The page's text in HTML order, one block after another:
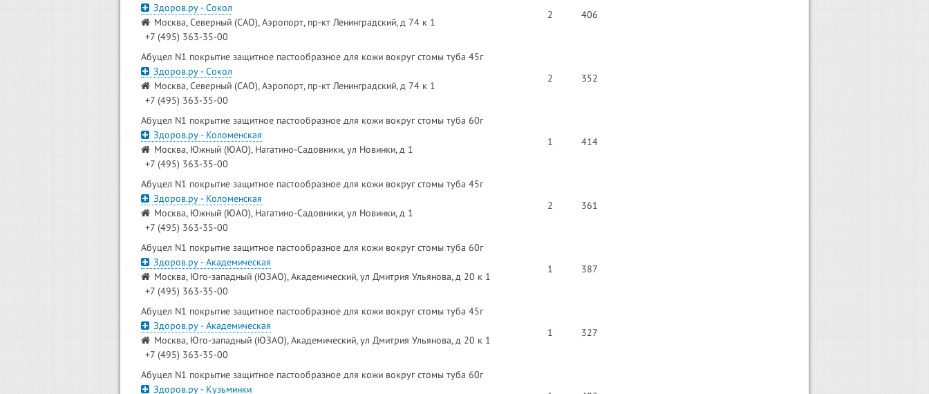
Здоров.ру - Сокол
Москва, Северный (САО), Аэропорт, пр-кт Ленинградский, д 74 к 1
+7 (495) 363-35-00
2 406
Абуцел N1 покрытие защитное пастообразное для кожи вокруг стомы туба 45г
Здоров.ру - Сокол
Москва, Северный (САО), Аэропорт, пр-кт Ленинградский, д 74 к 1
+7 (495) 363-35-00
2 352
Абуцел N1 покрытие защитное пастообразное для кожи вокруг стомы туба 60г
Здоров.ру - Коломенская
Москва, Южный (ЮАО), Нагатино-Садовники, ул Новинки, д 1
+7 (495) 363-35-00
1 414
Абуцел N1 покрытие защитное пастообразное для кожи вокруг стомы туба 45г
Здоров.ру - Коломенская
Москва, Южный (ЮАО), Нагатино-Садовники, ул Новинки, д 1
+7 (495) 363-35-00
2 361
Абуцел N1 покрытие защитное пастообразное для кожи вокруг стомы туба 60г
Здоров.ру - Академическая
Москва, Юго-западный (ЮЗАО), Академический, ул Дмитрия Ульянова, д 20 к 1
+7 (495) 363-35-00
1 387
Абуцел N1 покрытие защитное пастообразное для кожи вокруг стомы туба 45г
Здоров.ру - Академическая
Москва, Юго-западный (ЮЗАО), Академический, ул Дмитрия Ульянова, д 20 к 1
+7 (495) 363-35-00
1 327
Абуцел N1 покрытие защитное пастообразное для кожи вокруг стомы туба 60г
Здоров.ру - Кузьминки